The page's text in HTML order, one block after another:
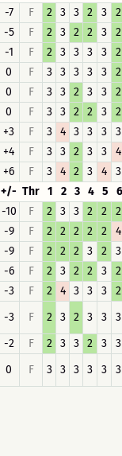
-7 F 2 3 3 2 3
2
-5 F 2 3 2 2 3
2
-1 F 2 3 3 3 3
2
0 F 3 3 3 3 3
2
0 F 3 3 2 3 3
2
0 F 3 3 2 2 3
2
+3 F 3 4 3 3 3
3
+4 F 3 3 2 3 3
4
+6 F 3 4 2 3 4
3
+/- Thr 1 2 3 4 5
6
-10 F 2 3 3 2 2
2
-9 F 2 2 2 2 2
4
-9 F 2 2 2 3 2
3
-6 F 2 3 2 2 3
2
-3 F 2 4 3 3 3
2
-3 F 2 3 2 3 3
3
-2 F 2 3 3 2 3
3
0 F 3 3 3 3 3 3